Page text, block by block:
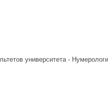
университета -